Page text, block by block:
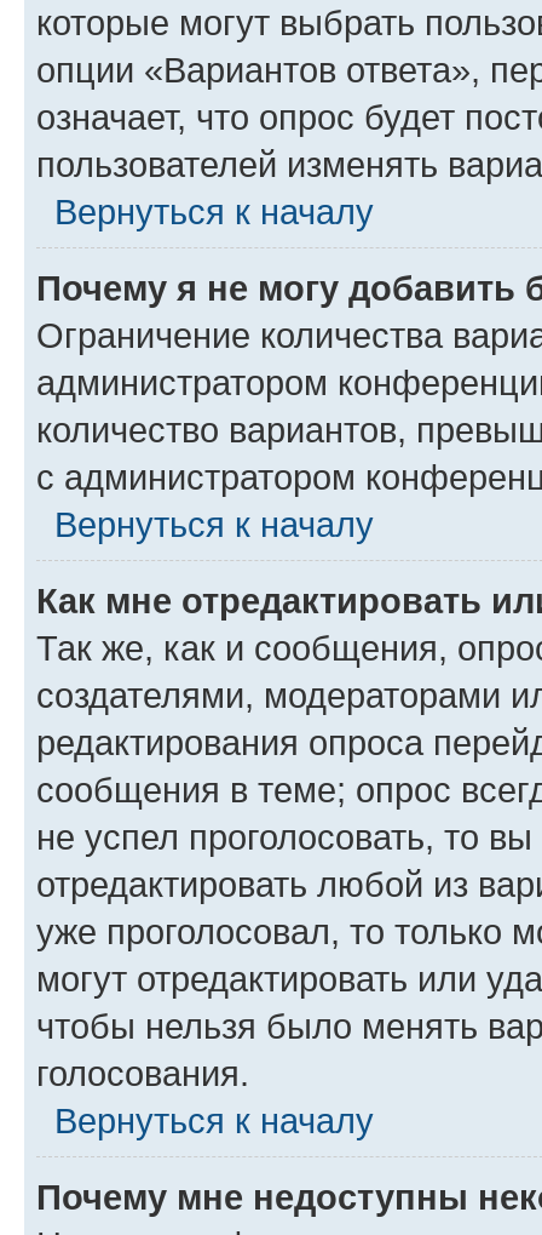
которые могут выбрать
опции «Вариантов ответа»,
означает, что опрос будет
пользователей изменять
Вернуться к началу
Почему я не могу добавить
Ограничение количества
администратором
количество вариантов,
с администратором
Вернуться к началу
Как мне отредактировать
Так же, как и сообщения,
создателями, модераторами
редактирования опроса
сообщения в теме; опрос
не успел проголосовать, то
отредактировать любой из
уже проголосовал, то только
могут отредактировать или
чтобы нельзя было менять
голосования.
Вернуться к началу
Почему мне недоступны